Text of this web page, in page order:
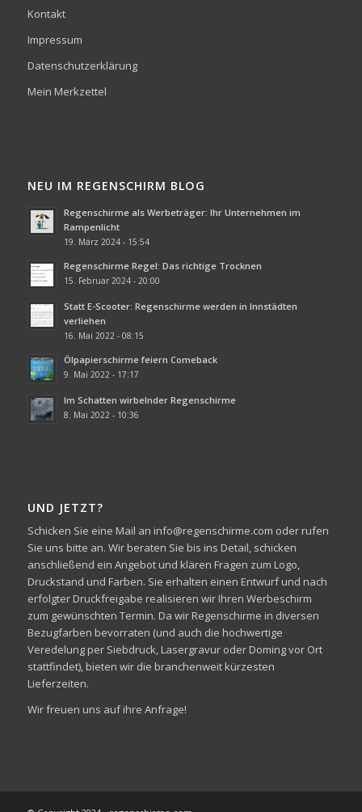
Kontakt
Impressum
Datenschutzerklärung
Mein Merkzettel
NEU IM REGENSCHIRM BLOG
Regenschirme als Werbeträger: Ihr Unternehmen im
Rampenlicht
19. März 2024 - 15:54
Regenschirme Regel: Das richtige Trocknen
15. Februar 2024 - 20:00
Statt E-Scooter: Regenschirme werden in Innstädten
verliehen
16. Mai 2022 - 08:15
Ölpapierschirme feiern Comeback
9. Mai 2022 - 17:17
Im Schatten wirbelnder Regenschirme
8. Mai 2022 - 10:36
UND JETZT?
Schicken Sie eine Mail an info@regenschirme.com oder rufen
Sie uns bitte an. Wir beraten Sie bis ins Detail, schicken
anschließend ein Angebot und klären Fragen zum Logo,
Druckstand und Farben. Sie erhalten einen Entwurf und nach
erfolgter Druckfreigabe realisieren wir Ihren Werbeschirm
zum gewünschten Termin. Da wir Regenschirme in diversen
Bezugfarben bevorraten (und auch die hochwertige
Veredelung per Siebdruck, Lasergravur oder Doming vor Ort
stattfindet), bieten wir die branchenweit kürzesten
Lieferzeiten.
Wir freuen uns auf ihre Anfrage!